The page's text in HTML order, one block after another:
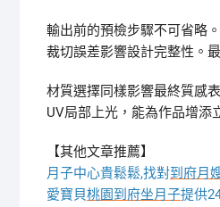
輸出前的預檢步驟不可省略
裁切誤差影響設計完整性。
材質選擇同樣影響最終質感
UV局部上光，能為作品增添
【其他文章推薦】
月子中心貴鬆鬆,找對到府月
愛寶貝桃園到府坐月子提供